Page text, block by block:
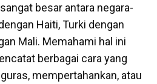
besar antara negara-
Haiti, Turki dengan
Mali. Memahami hal ini
berbagai cara yang
mempertahankan, atau